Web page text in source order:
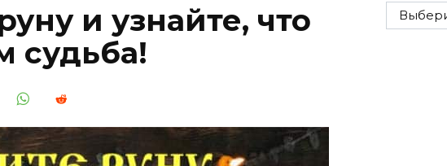
и узнайте, что
судьба!
Все
рубрики